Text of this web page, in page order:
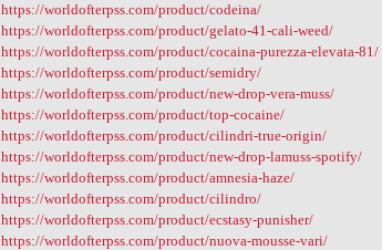
https://worldofterpss.com/product/codeina/
https://worldofterpss.com/product/gelato-41-cali-weed/
https://worldofterpss.com/product/cocaina-purezza-elevata-81/
https://worldofterpss.com/product/semidry/
https://worldofterpss.com/product/new-drop-vera-muss/
https://worldofterpss.com/product/top-cocaine/
https://worldofterpss.com/product/cilindri-true-origin/
https://worldofterpss.com/product/new-drop-lamuss-spotify/
https://worldofterpss.com/product/amnesia-haze/
https://worldofterpss.com/product/cilindro/
https://worldofterpss.com/product/ecstasy-punisher/
https://worldofterpss.com/product/nuova-mousse-vari/